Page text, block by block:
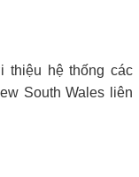
thiệu hệ thống các
South Wales liên